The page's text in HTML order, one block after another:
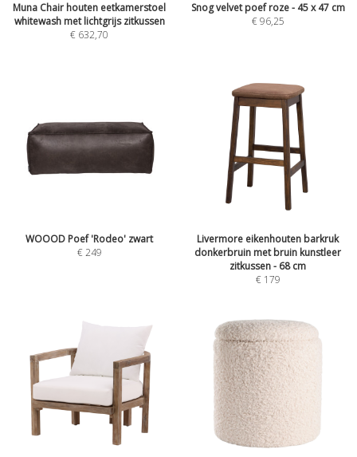
Muna Chair houten eetkamerstoel
whitewash met lichtgrijs zitkussen
€ 632,70
Snog velvet poef roze - 45 x 47 cm
€96,25
WOOOD Poef 'Rodeo' zwart
€249
Livermore eikenhouten barkruk
donkerbruin met bruin kunstleer
zitkussen - 68 cm
€ 179